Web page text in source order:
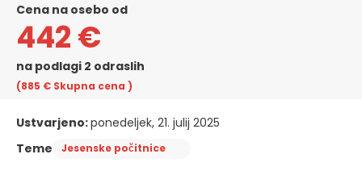
cena na osebo od
442 €
na podlagi 2 odraslih
(885 € Skupna cena )
Ustvarjeno:ponedeljek, 21. julij 2025
Teme
Jesenske počitnice